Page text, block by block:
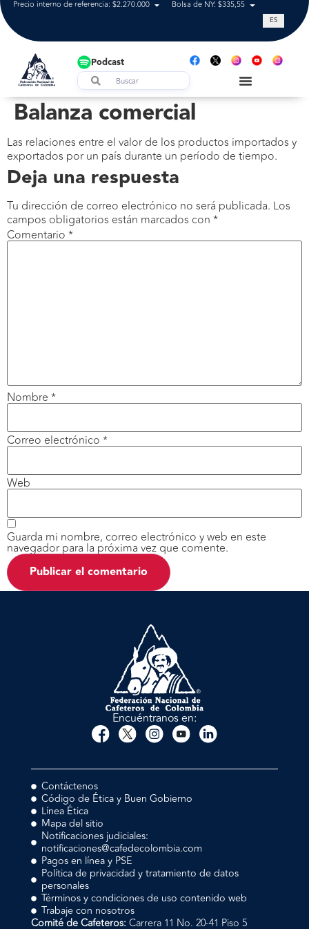
Precio interno de referencia: $2.270.000 Bolsa de NY: $335,55 Tasa de
ES
Podcast
Balanza comercial
Las relaciones entre el valor de los productos importados y
exportados por un país durante un período de tiempo.
Deja una respuesta
Tu dirección de correo electrónico no será publicada. Los
campos obligatorios están marcados con *
Comentario *
Nombre *
Correo electrónico *
Web
Guarda mi nombre, correo electrónico y web en este
navegador para la próxima vez que comente.
Encuéntranos en:
Contáctenos
Código de Ética y Buen Gobierno
Línea Ética
Mapa del sitio
Notificaciones judiciales:
notificaciones@cafedecolombia.com
Pagos en línea y PSE
Política de privacidad y tratamiento de datos
personales
Términos y condiciones de uso contenido web
Trabaje con nosotros
Comité de Cafeteros: Carrera 11 No. 20-41 Piso 5